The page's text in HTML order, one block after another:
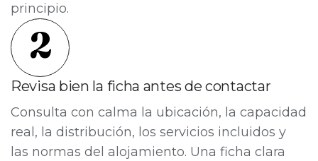
principio.
2
Revisa bien la ficha antes de contactar
Consulta con calma la ubicación, la capacidad
real, la distribución, los servicios incluidos y
las normas del alojamiento. Una ficha clara